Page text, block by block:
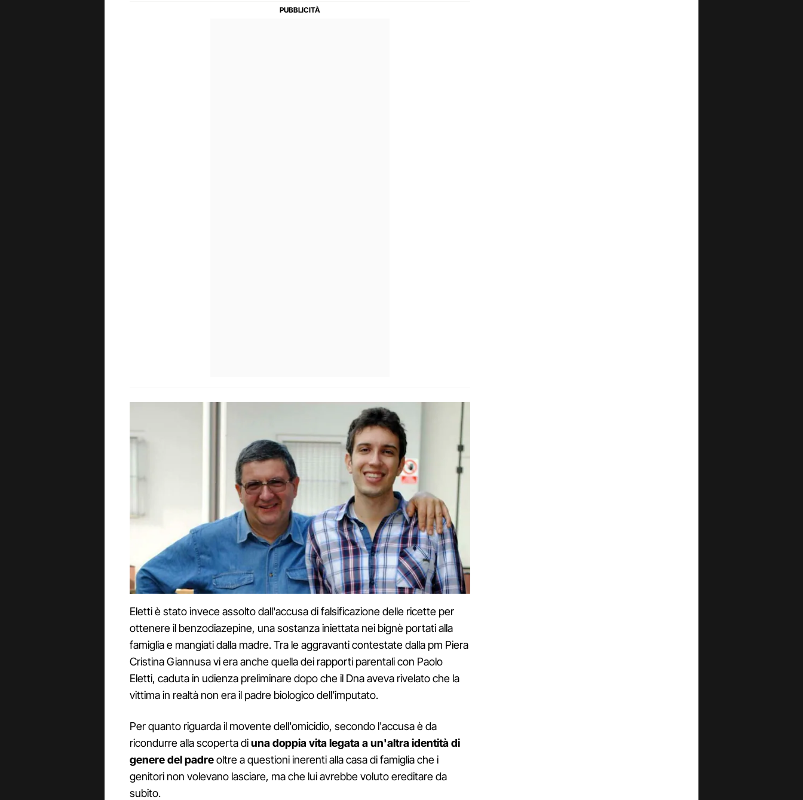
Eletti è stato invece assolto dall'accusa di falsificazione delle ricette per
ottenere il benzodiazepine, una sostanza iniettata nei bignè portati alla
famiglia e mangiati dalla madre. Tra le aggravanti contestate dalla pm Piera
Cristina Giannusa vi era anche quella dei rapporti parentali con Paolo
Eletti, caduta in udienza preliminare dopo che il Dna aveva rivelato che la
vittima in realtà non era il padre biologico dell’imputato.
Per quanto riguarda il movente dell'omicidio, secondo l'accusa è da
ricondurre alla scoperta diuna doppia vita legata a un'altra identità di
genere del padreoltre a questioni inerenti alla casa di famiglia che i
genitori non volevano lasciare, ma che lui avrebbe voluto ereditare da
subito.